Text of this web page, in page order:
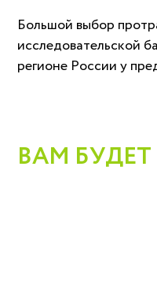
Большой выбор
исследовательской
регионе России у
ВАМ